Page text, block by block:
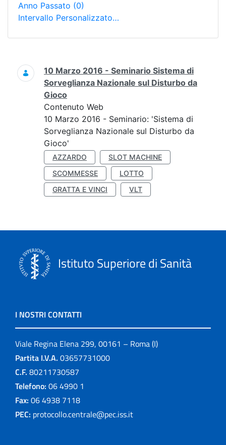
Anno Passato (0)
Intervallo Personalizzato…
Ricerca
10 Marzo 2016 - Seminario Sistema di
Sorveglianza Nazionale sul Disturbo da
Gioco
Contenuto Web
10 Marzo 2016 - Seminario: 'Sistema di
Sorveglianza Nazionale sul Disturbo da
Gioco'
AZZARDO
SLOT MACHINE
SCOMMESSE
LOTTO
GRATTA E VINCI
VLT
Istituto Superiore di Sanità
I NOSTRI CONTATTI
Viale Regina Elena 299, 00161 – Roma (I)
Partita I.V.A. 03657731000
C.F. 80211730587
Telefono: 06 4990 1
Fax: 06 4938 7118
PEC: protocollo.centrale@pec.iss.it